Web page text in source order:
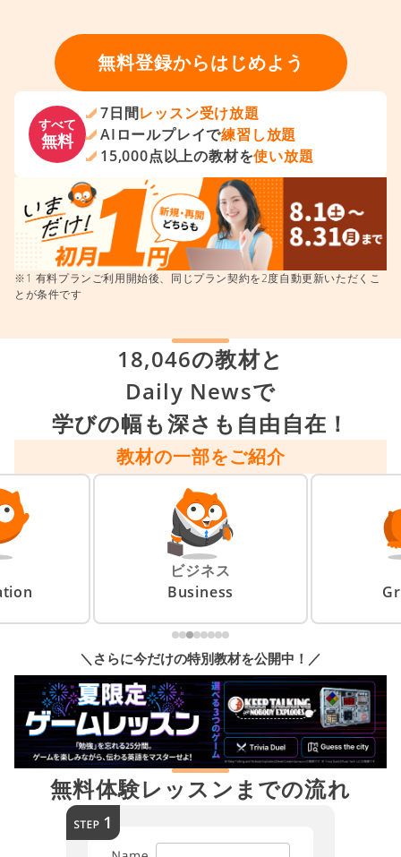
無料登録からはじめよう
すべて
無料
7日間レッスン受け放題
AIロールプレイで練習し放題
15,000点以上の教材を使い放題
※1 有料プランご利用開始後、同じプラン契約を2度自動更新いただくこ
とが条件です
18,046の教材と
Daily Newsで
学びの幅も深さも自由自在！
教材の一部をご紹介
ビジネス
Business
＼さらに今だけの特別教材を公開中！／
無料体験レッスンまでの流れ